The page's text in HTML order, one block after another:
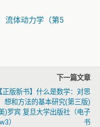
流体动力学（第5
）
下一篇文章
【正版新书】什么是数学：对思
想和方法的基本研究(第三版)
)罗宾 复旦大学出版社（电子
书